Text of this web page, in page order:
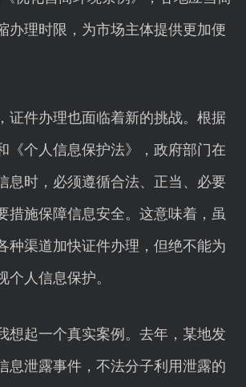
办理时限，为市场主体提供更加便
证件办理也面临着新的挑战。根据
《个人信息保护法》，政府部门在
息时，必须遵循合法、正当、必要
措施保障信息安全。这意味着，虽
种渠道加快证件办理，但绝不能为
个人信息保护。
想起一个真实案例。去年，某地发
息泄露事件，不法分子利用泄露的